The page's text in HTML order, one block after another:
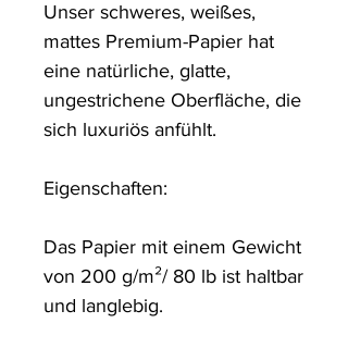
Unser schweres, weißes,
mattes Premium-Papier hat
eine natürliche, glatte,
ungestrichene Oberfläche, die
sich luxuriös anfühlt.
Eigenschaften:
Das Papier mit einem Gewicht
von 200 g/m²/ 80 lb ist haltbar
und langlebig.